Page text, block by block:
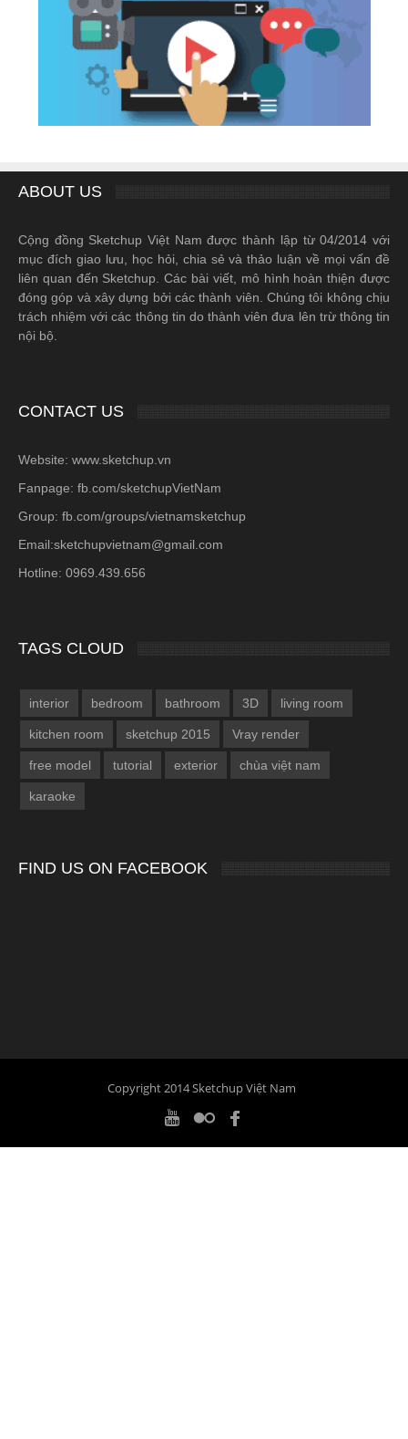
ABOUT US
Cộng đồng Sketchup Việt Nam được thành lập từ 04/2014 với
mục đích giao lưu, học hỏi, chia sẻ và thảo luận về mọi vấn đề
liên quan đến Sketchup. Các bài viết, mô hình hoàn thiện được
đóng góp và xây dựng bởi các thành viên. Chúng tôi không chịu
trách nhiệm với các thông tin do thành viên đưa lên trừ thông tin
nội bộ.
CONTACT US
Website: www.sketchup.vn
Fanpage: fb.com/sketchupVietNam
Group: fb.com/groups/vietnamsketchup
Email:sketchupvietnam@gmail.com
Hotline: 0969.439.656
TAGS CLOUD
interior bedroom bathroom 3D living room
kitchen room sketchup 2015 Vray render
free model tutorial exterior chùa việt nam
karaoke
FIND US ON FACEBOOK
Copyright 2014 Sketchup Việt Nam